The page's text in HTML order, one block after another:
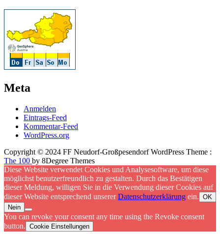
Meta
Anmelden
Eintrags-Feed
Kommentar-Feed
WordPress.org
Copyright © 2024 FF Neudorf-Großpesendorf WordPress Theme :
The 100 by 8Degree Themes
Diese Website verwendet Cookies und Analysesoftware, um diese
möglichst benutzerfreundlich zu gestalten. Durch das Bestätigen
dieser Meldung, willigen Sie in die Verwendung dieser Cookies auf
dieser Website entsprechend unsererDatenschutzerklärung ein. OK
Nein
You can revoke your consent any time using the Revoke consent
button. Cookie Einstellungen